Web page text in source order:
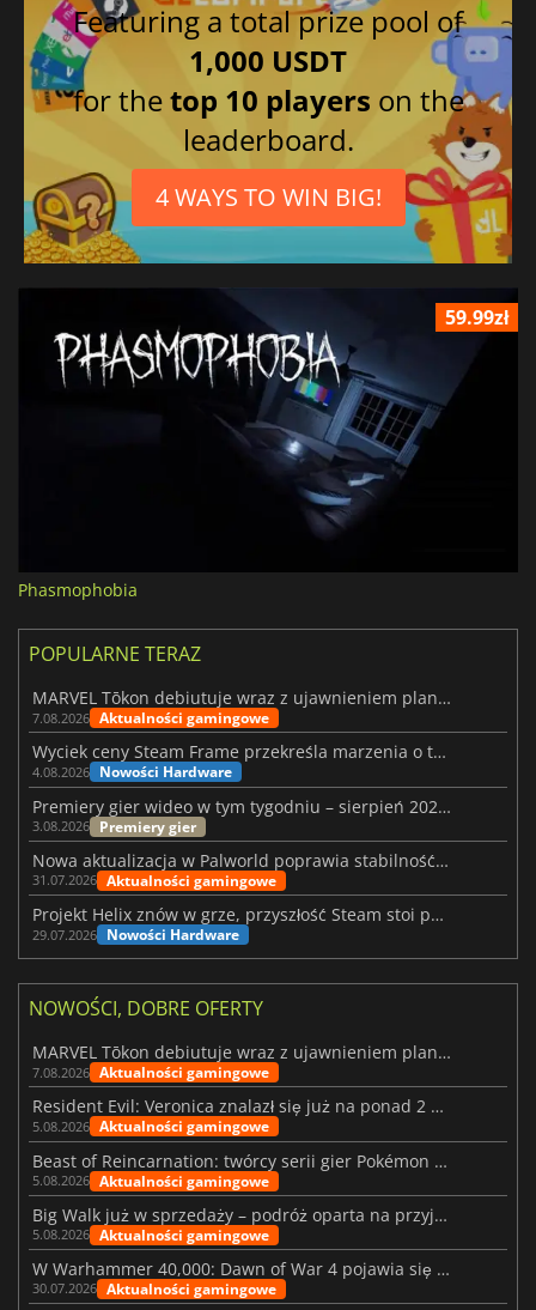
Featuring a total prize pool of
1,000 USDT
for thetop 10 players on the
leaderboard.
4 WAYS TO WIN BIG!
59.99zł
Phasmophobia
POPULARNE TERAZ
MARVEL Tōkon debiutuje wraz z ujawnieniem planu rozwoju na pierwszy rok
7.08.2026 Aktualności gamingowe
Wyciek ceny Steam Frame przekreśla marzenia o tanim zestawie VR
4.08.2026 Nowości Hardware
Premiery gier wideo w tym tygodniu – sierpień 2026 r. (32. tydzień)
3.08.2026 Premiery gier
Nowa aktualizacja w Palworld poprawia stabilność Sunreach i walk z bossami
31.07.2026 Aktualności gamingowe
Projekt Helix znów w grze, przyszłość Steam stoi pod znakiem zapytania
29.07.2026 Nowości Hardware
NOWOŚCI, DOBRE OFERTY
MARVEL Tōkon debiutuje wraz z ujawnieniem planu rozwoju na pierwszy rok
7.08.2026 Aktualności gamingowe
Resident Evil: Veronica znalazł się już na ponad 2 milionach list życzeń
5.08.2026 Aktualności gamingowe
Beast of Reincarnation: twórcy serii gier Pokémon wkraczają na nową ścieżkę
5.08.2026 Aktualności gamingowe
Big Walk już w sprzedaży – podróż oparta na przyjaźni
5.08.2026 Aktualności gamingowe
W Warhammer 40,000: Dawn of War 4 pojawia się frakcja Nekronów
30.07.2026 Aktualności gamingowe